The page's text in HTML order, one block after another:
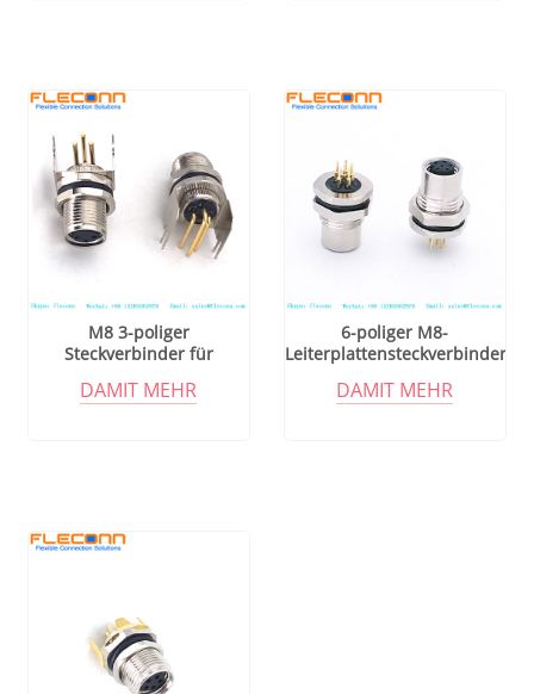
M8 3-poliger
Steckverbinder für
Grad rechtwinklige Stifte
DAMIT MEHR
6-poliger M8-
Leiterplattensteckverbinder
DAMIT MEHR